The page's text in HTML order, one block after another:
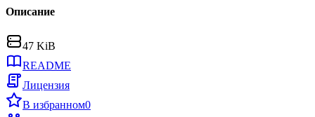
Описание
47 KiB
README
Лицензия
В избранном0